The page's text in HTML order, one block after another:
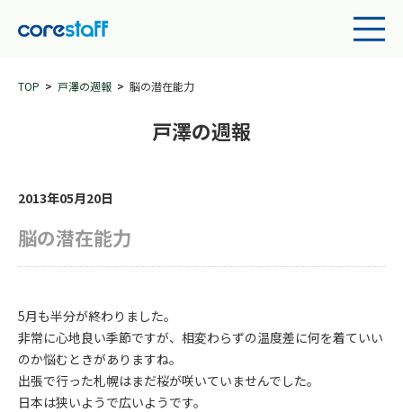
TOP 戸澤の週報 脳の潜在能力
戸澤の週報
2013年05月20日
脳の潜在能力
5月も半分が終わりました。
非常に心地良い季節ですが、相変わらずの温度差に何を着ていい
のか悩むときがありますね。
出張で行った札幌はまだ桜が咲いていませんでした。
日本は狭いようで広いようです。